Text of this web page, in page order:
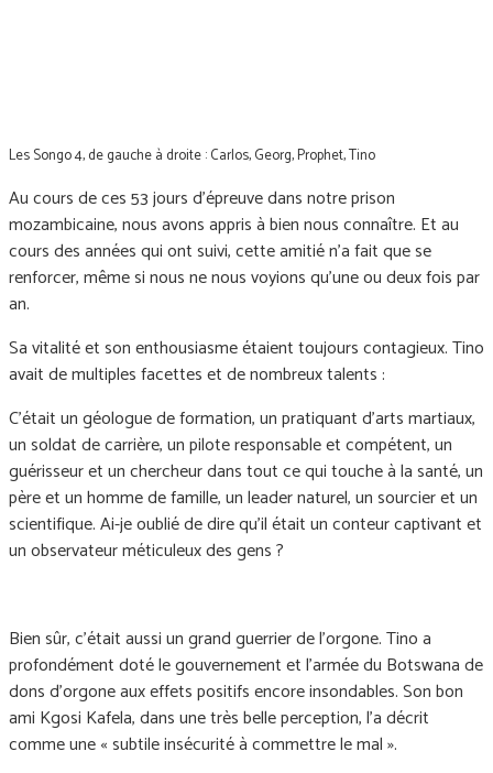
Les Songo 4, de gauche à droite : Carlos, Georg, Prophet, Tino
Au cours de ces 53 jours d’épreuve dans notre prison
mozambicaine, nous avons appris à bien nous connaître. Et au
cours des années qui ont suivi, cette amitié n’a fait que se
renforcer, même si nous ne nous voyions qu’une ou deux fois par
an.
Sa vitalité et son enthousiasme étaient toujours contagieux. Tino
avait de multiples facettes et de nombreux talents :
C'était un géologue de formation, un pratiquant d'arts martiaux,
un soldat de carrière, un pilote responsable et compétent, un
guérisseur et un chercheur dans tout ce qui touche à la santé, un
père et un homme de famille, un leader naturel, un sourcier et un
scientifique. Ai-je oublié de dire qu'il était un conteur captivant et
un observateur méticuleux des gens ?
Bien sûr, c'était aussi un grand guerrier de l'orgone. Tino a
profondément doté le gouvernement et l'armée du Botswana de
dons d'orgone aux effets positifs encore insondables. Son bon
ami Kgosi Kafela, dans une très belle perception, l'a décrit
comme une « subtile insécurité à commettre le mal ».